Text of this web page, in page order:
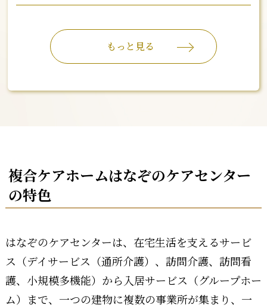
もっと見る
複合ケアホームはなぞのケアセンター
の特色
はなぞのケアセンターは、在宅生活を支えるサービ
ス（デイサービス（通所介護）、訪問介護、訪問看
護、小規模多機能）から入居サービス（グループホー
ム）まで、一つの建物に複数の事業所が集まり、一